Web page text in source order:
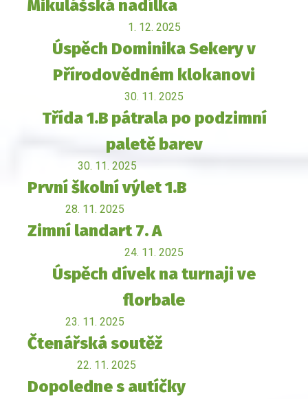
Mikulášská nadílka
1. 12. 2025
Úspěch Dominika Sekery v
Přírodovědném klokanovi
30. 11. 2025
Třída 1.B pátrala po podzimní
paletě barev
30. 11. 2025
První školní výlet 1.B
28. 11. 2025
Zimní landart 7. A
24. 11. 2025
Úspěch dívek na turnaji ve
florbale
23. 11. 2025
Čtenářská soutěž
22. 11. 2025
Dopoledne s autíčky